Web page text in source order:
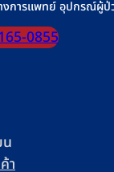
การแพทย์ อุปกรณ์ผู้ป่
0855
น
า